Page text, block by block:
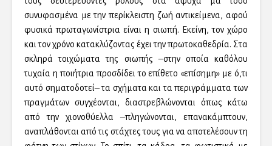
συνυφασμένα με την περίκλειστη ζωή αντικείμενα, αφού
φυσικά πρωταγωνίστρια είναι η σιωπή. Εκείνη, τον χώρο
και τον χρόνο κατακλύζοντας έχει την πρωτοκαθεδρία. Στα
σκληρά τοιχώματα της σιωπής –στην οποία καθόλου
τυχαία η ποιήτρια προσδίδει το επίθετο «επίσημη» με ό,τι
αυτό σηματοδοτεί‒ τα σχήματα και τα περιγράμματα των
πραγμάτων συγχέονται, διαστρεβλώνονται όπως κάτω
από την χιονοθύελλα ‒πληγώνονται, επανακάμπτουν,
αναπλάθονται από τις στάχτες τους για να αποτελέσουν τη